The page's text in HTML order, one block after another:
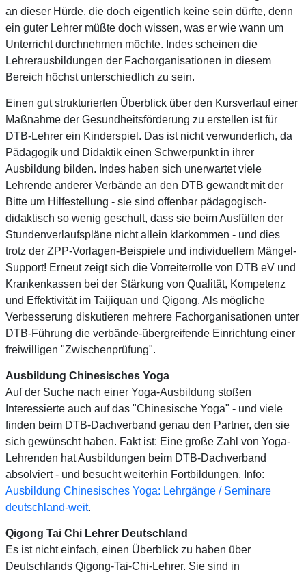
an dieser Hürde, die doch eigentlich keine sein dürfte, denn
ein guter Lehrer müßte doch wissen, was er wie wann um
Unterricht durchnehmen möchte. Indes scheinen die
Lehrerausbildungen der Fachorganisationen in diesem
Bereich höchst unterschiedlich zu sein.
Einen gut strukturierten Überblick über den Kursverlauf einer
Maßnahme der Gesundheitsförderung zu erstellen ist für
DTB-Lehrer ein Kinderspiel. Das ist nicht verwunderlich, da
Pädagogik und Didaktik einen Schwerpunkt in ihrer
Ausbildung bilden. Indes haben sich unerwartet viele
Lehrende anderer Verbände an den DTB gewandt mit der
Bitte um Hilfestellung - sie sind offenbar pädagogisch-
didaktisch so wenig geschult, dass sie beim Ausfüllen der
Stundenverlaufspläne nicht allein klarkommen - und dies
trotz der ZPP-Vorlagen-Beispiele und individuellem Mängel-
Support! Erneut zeigt sich die Vorreiterrolle von DTB eV und
Krankenkassen bei der Stärkung von Qualität, Kompetenz
und Effektivität im Taijiquan und Qigong. Als mögliche
Verbesserung diskutieren mehrere Fachorganisationen unter
DTB-Führung die verbände-übergreifende Einrichtung einer
freiwilligen "Zwischenprüfung".
Ausbildung Chinesisches Yoga
Auf der Suche nach einer Yoga-Ausbildung stoßen
Interessierte auch auf das "Chinesische Yoga" - und viele
finden beim DTB-Dachverband genau den Partner, den sie
sich gewünscht haben. Fakt ist: Eine große Zahl von Yoga-
Lehrenden hat Ausbildungen beim DTB-Dachverband
absolviert - und besucht weiterhin Fortbildungen. Info:
Ausbildung Chinesisches Yoga: Lehrgänge / Seminare
deutschland-weit.
Qigong Tai Chi Lehrer Deutschland
Es ist nicht einfach, einen Überblick zu haben über
Deutschlands Qigong-Tai-Chi-Lehrer. Sie sind in